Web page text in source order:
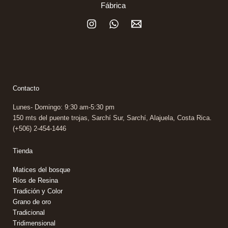
may
Fábrica
Contacto
Lunes- Domingo: 9:30 am-5:30 pm
150 mts del puente trojas, Sarchí Sur, Sarchí, Alajuela, Costa Rica.
(+506) 2-454-1446
Tienda
Matices del bosque
Ríos de Resina
Tradición y Color
Grano de oro
Tradicional
Tridimensional